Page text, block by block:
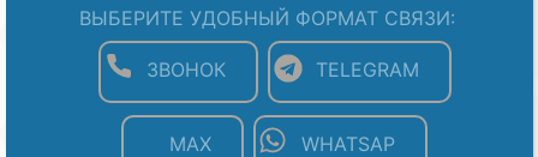
ВЫБЕРИТЕ УДОБНЫЙ ФОРМАТ СВЯЗИ:
ЗВОНОК TELEGRAM
MAX WHATSAP